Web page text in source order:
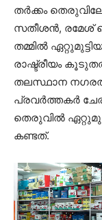
തർക്കം
സതീശൻ, രമേശ്
തമ്മിൽ
രാഷ്ട്രീയം
തലസ്ഥാന
പ്രവർത്തകർ
തെരുവിൽ
കണ്ടത്.